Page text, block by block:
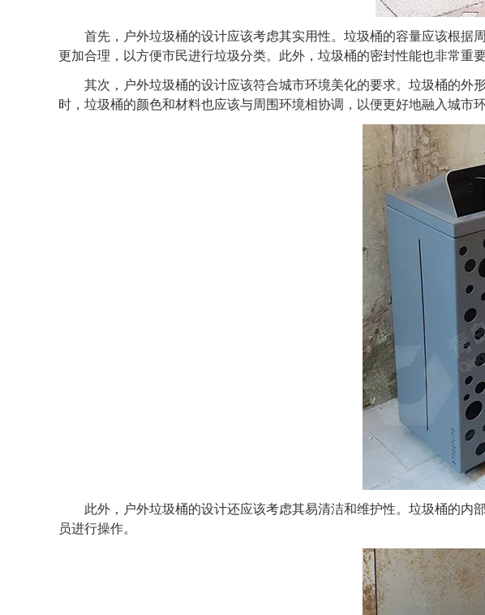
首先，户外垃圾桶的设计应该考虑其实用性。垃圾桶的容量应该根据
更加合理，以方便市民进行垃圾分类。此外，垃圾桶的密封性能也非常重
其次，户外垃圾桶的设计应该符合城市环境美化的要求。垃圾桶的外
时，垃圾桶的颜色和材料也应该与周围环境相协调，以便更好地融入城市环
此外，户外垃圾桶的设计还应该考虑其易清洁和维护性。垃圾桶的内
员进行操作。